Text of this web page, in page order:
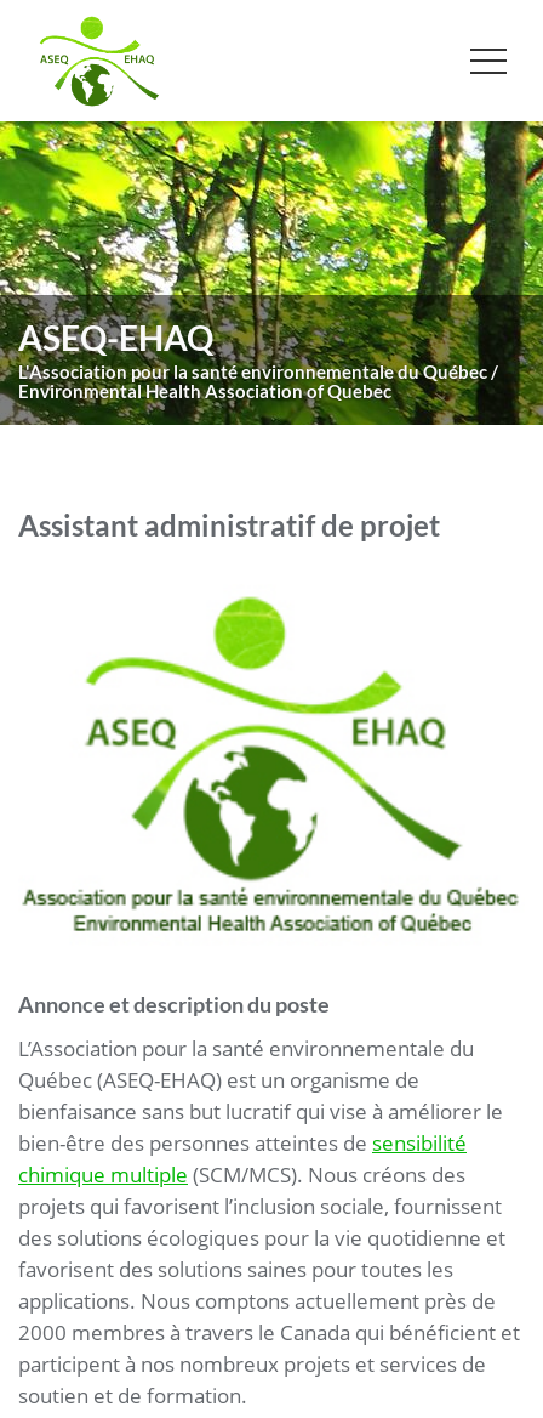
ASEQ-EHAQ
L'Association pour la santé environnementale du Québec /
Environmental Health Association of Quebec
Assistant administratif de projet
Annonce et description du poste
L’Association pour la santé environnementale du
Québec (ASEQ-EHAQ) est un organisme de
bienfaisance sans but lucratif qui vise à améliorer le
bien-être des personnes atteintes de sensibilité
chimique multiple (SCM/MCS). Nous créons des
projets qui favorisent l’inclusion sociale, fournissent
des solutions écologiques pour la vie quotidienne et
favorisent des solutions saines pour toutes les
applications. Nous comptons actuellement près de
2000 membres à travers le Canada qui bénéficient et
participent à nos nombreux projets et services de
soutien et de formation.